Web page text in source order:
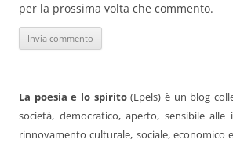
per la prossima volta che commento.
La poesia e lo spirito(Lpels) è un blog
società, democratico, aperto, sensibile alle
rinnovamento culturale, sociale, economico